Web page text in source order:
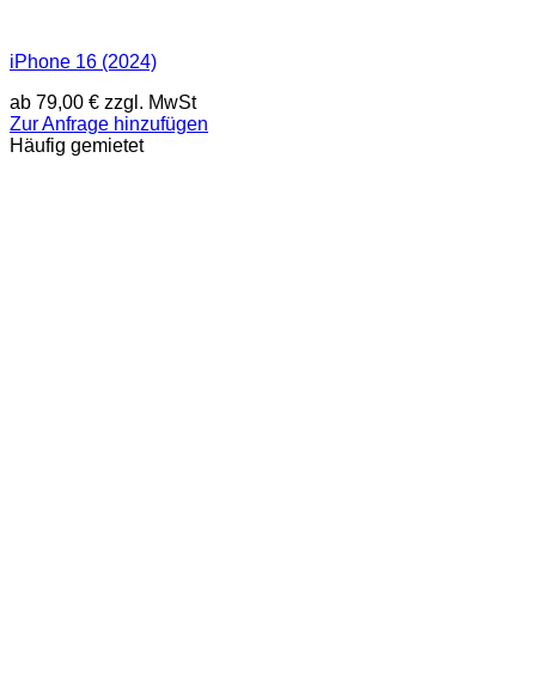
iPhone 16 (2024)
ab 79,00 € zzgl. MwSt
Zur Anfrage hinzufügen
Häufig gemietet